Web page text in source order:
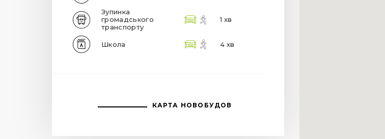
Зупинка
громадського
транспорту
1 хв
Школа 4 хв
КАРТА НОВОБУДОВ